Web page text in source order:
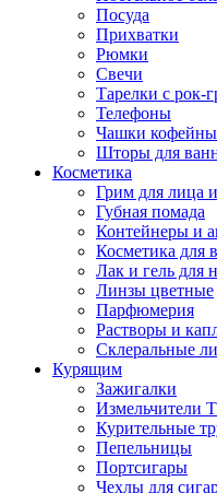
Посуда
Прихватки
Рюмки
Свечи
Тарелки с рок-
Телефоны
Чашки
Шторы для
Косметика
Грим для лица
Губная помада
Контейнеры и
Косметика для
Лак и гель для
Линзы цветные
Парфюмерия
Растворы и
Склеральные
Курящим
Зажигалки
Измельчители
Курительные
Пепельницы
Портсигары
Чехлы для